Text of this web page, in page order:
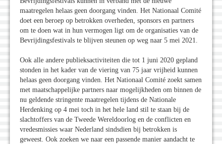
maatregelen helaas geen doorgang vinden. Het Nationaal Comité
doet een beroep op betrokken overheden, sponsors en partners
om te doen wat in hun vermogen ligt om de organisaties van de
Bevrijdingsfestivals te blijven steunen op weg naar 5 mei 2021.
Ook alle andere publieksactiviteiten die tot 1 juni 2020 gepland
stonden in het kader van de viering van 75 jaar vrijheid kunnen
helaas geen doorgang vinden. Het Nationaal Comité zoekt samen
met maatschappelijke partners naar mogelijkheden om binnen de
nu geldende stringente maatregelen tijdens de Nationale
Herdenking op 4 mei toch in het hele land stil te staan bij de
slachtoffers van de Tweede Wereldoorlog en de conflicten en
vredesmissies waar Nederland sindsdien bij betrokken is
geweest. Ook zoeken we naar een passende manier aandacht te